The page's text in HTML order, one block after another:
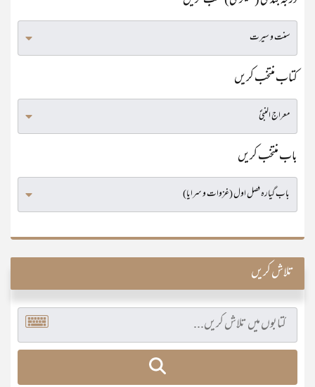
کتاب منتخب کریں
باب منتخب کریں
تلاش کریں